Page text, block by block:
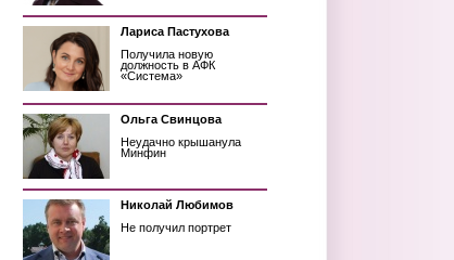
Лариса Пастухова
Получила новую
должность в АФК
«Система»
Ольга Свинцова
Неудачно крышанула
Минфин
Николай Любимов
Не получил портрет